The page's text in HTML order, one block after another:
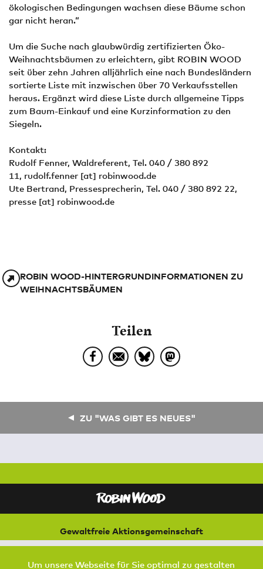
ökologischen Bedingungen wachsen diese Bäume schon
gar nicht heran.“
Um die Suche nach glaubwürdig zertifizierten Öko-
Weihnachtsbäumen zu erleichtern, gibt ROBIN WOOD
seit über zehn Jahren alljährlich eine nach Bundesländern
sortierte Liste mit inzwischen über 70 Verkaufsstellen
heraus. Ergänzt wird diese Liste durch allgemeine Tipps
zum Baum-Einkauf und eine Kurzinformation zu den
Siegeln.
Kontakt:
Rudolf Fenner, Waldreferent, Tel. 040 / 380 892
11, rudolf.fenner [at] robinwood.de
Ute Bertrand, Pressesprecherin, Tel. 040 / 380 892 22,
presse [at] robinwood.de
ROBIN WOOD-HINTERGRUNDINFORMATIONEN ZU
WEIHNACHTSBÄUMEN
Teilen
ZU "WAS GIBT ES NEUES"
Gewaltfreie Aktionsgemeinschaft
für Natur und Umwelt
Um unsere Webseite für Sie optimal zu gestalten